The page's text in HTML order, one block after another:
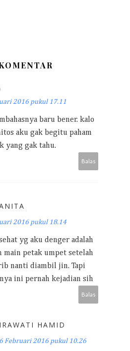
2016 pukul 17.11
baru bener. kalo
aku gak begitu paham
yang gak tahu.
Balas
2016 pukul 18.14
yg aku denger adalah
main petak umpet setelah
nanti diambil jin. Tapi
ini pernah kejadian sih
Balas
IRAWATI HAMID
6 Februari 2016 pukul 10.26